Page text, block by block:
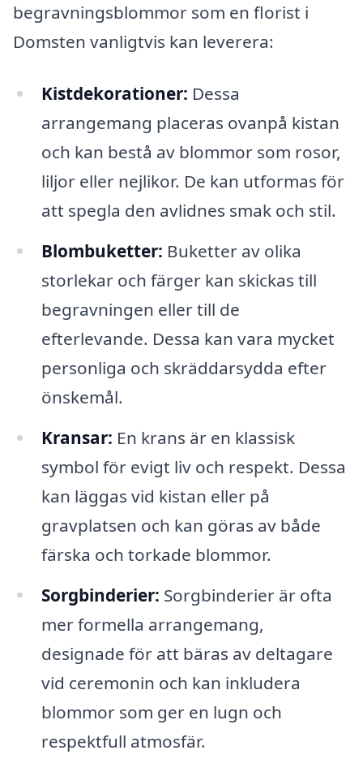
begravningsblommor som en florist i
Domsten vanligtvis kan leverera:
Kistdekorationer: Dessa
arrangemang placeras ovanpå kistan
och kan bestå av blommor som rosor,
liljor eller nejlikor. De kan utformas för
att spegla den avlidnes smak och stil.
Blombuketter: Buketter av olika
storlekar och färger kan skickas till
begravningen eller till de
efterlevande. Dessa kan vara mycket
personliga och skräddarsydda efter
önskemål.
Kransar: En krans är en klassisk
symbol för evigt liv och respekt. Dessa
kan läggas vid kistan eller på
gravplatsen och kan göras av både
färska och torkade blommor.
Sorgbinderier: Sorgbinderier är ofta
mer formella arrangemang,
designade för att bäras av deltagare
vid ceremonin och kan inkludera
blommor som ger en lugn och
respektfull atmosfär.